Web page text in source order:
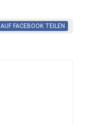
AUF FACEBOOK TEILEN